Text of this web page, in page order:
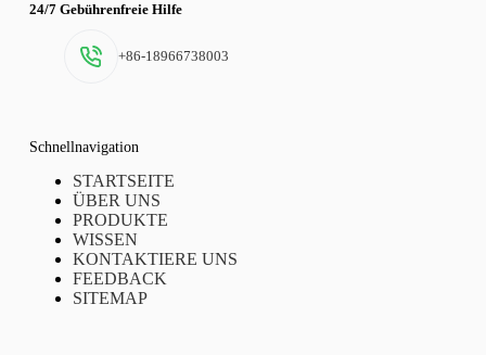
24/7 Gebührenfreie Hilfe
+86-18966738003
Schnellnavigation
STARTSEITE
ÜBER UNS
PRODUKTE
WISSEN
KONTAKTIERE UNS
FEEDBACK
SITEMAP